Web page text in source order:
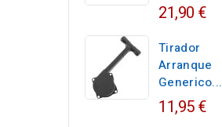
21,90 €
Tirador
Arranque
Generico...
11,95 €